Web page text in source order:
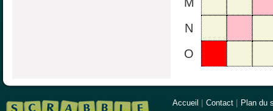
M
N
O
Accueil Contact Plan du